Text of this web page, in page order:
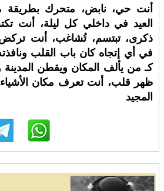
أنت حي، نابض، متحرك بطريقة
العيد في داخلي كل ليلة، أنت
ذكرى، تبتسم، تُشاغب، أنت تركض
في أي إتجاه كان باب القلب
كـ من يألف المكان ويقطن
ظهر قلب، أنت تعرف مكان
المجيد